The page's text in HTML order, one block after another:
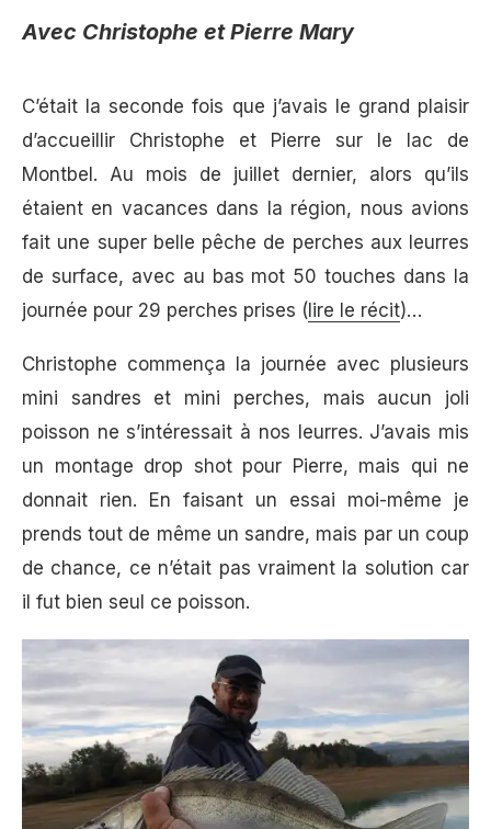
Avec Christophe et Pierre Mary
C’était la seconde fois que j’avais le grand plaisir
d’accueillir Christophe et Pierre sur le lac de
Montbel. Au mois de juillet dernier, alors qu’ils
étaient en vacances dans la région, nous avions
fait une super belle pêche de perches aux leurres
de surface, avec au bas mot 50 touches dans la
journée pour 29 perches prises (lire le récit)…
Christophe commença la journée avec plusieurs
mini sandres et mini perches, mais aucun joli
poisson ne s’intéressait à nos leurres. J’avais mis
un montage drop shot pour Pierre, mais qui ne
donnait rien. En faisant un essai moi-même je
prends tout de même un sandre, mais par un coup
de chance, ce n’était pas vraiment la solution car
il fut bien seul ce poisson.